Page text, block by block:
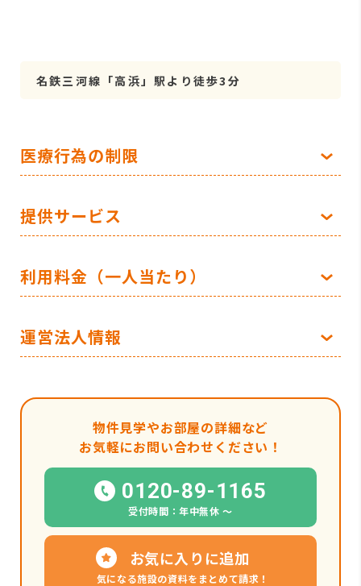
名鉄三河線「高浜」駅より徒歩3分
医療行為の制限
提供サービス
利用料金（一人当たり）
運営法人情報
物件見学やお部屋の詳細など
お気軽にお問い合わせください！
0120-89-1165
受付時間：年中無休 〜
お気に入りに追加
気になる施設の資料をまとめて請求！